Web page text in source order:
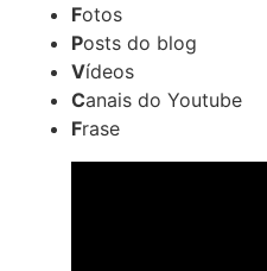
Fotos
Posts do blog
Vídeos
Canais do Youtube
Frase